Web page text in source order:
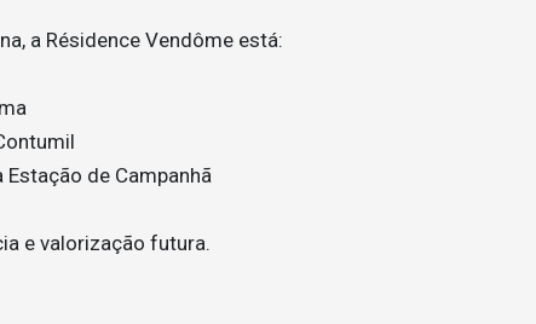
a Résidence Vendôme está:
de Campanhã
e valorização futura.